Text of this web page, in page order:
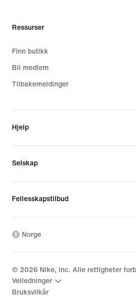
Ressurser
Finn butikk
Bli medlem
Tilbakemeldinger
Hjelp
Selskap
Fellesskapstilbud
Norge
© 2026 Nike, Inc. Alle rettigheter
Veiledninger
Bruksvilkår